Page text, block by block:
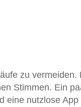
zu vermeiden.
Stimmen. Ein
eine nutzlose App